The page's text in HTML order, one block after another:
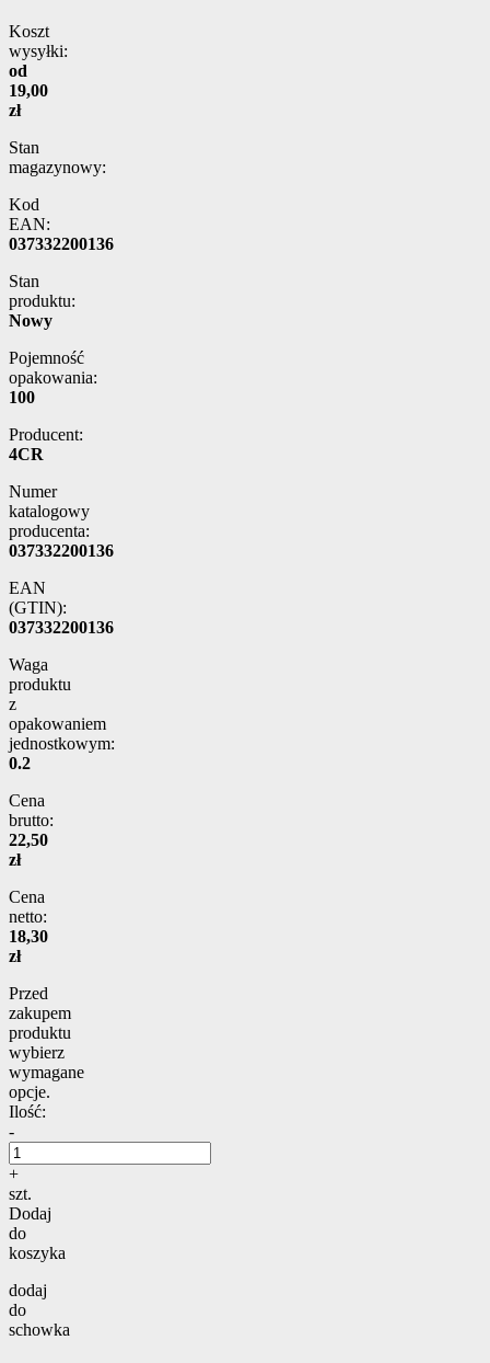
Koszt
wysyłki:
od
19,00
zł
Stan
magazynowy:
Kod
EAN:
037332200136
Stan
produktu:
Nowy
Pojemność
opakowania:
100
Producent:
4CR
Numer
katalogowy
producenta:
037332200136
EAN
(GTIN):
037332200136
Waga
produktu
z
opakowaniem
jednostkowym:
0.2
Cena
brutto:
22,50
zł
Cena
netto:
18,30
zł
Przed
zakupem
produktu
wybierz
wymagane
opcje.
Ilość:
-
+
szt.
Dodaj
do
koszyka
dodaj
do
schowka